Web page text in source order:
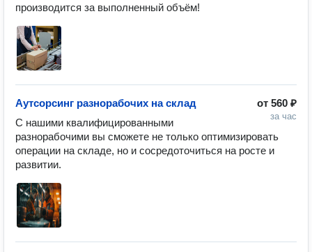
производится за выполненный объём!
от 560 ₽
за час
Аутсорсинг разнорабочих на склад
С нашими квалифицированными
разнорабочими вы сможете не только оптимизировать
операции на складе, но и сосредоточиться на росте и
развитии.